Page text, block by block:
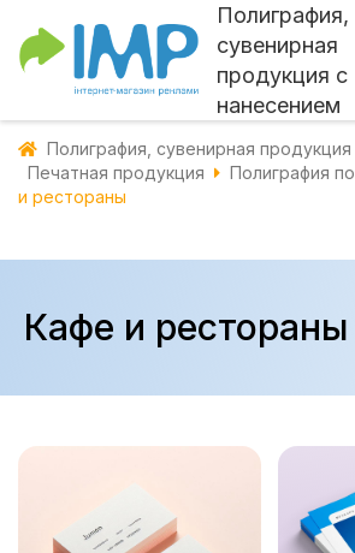
Полиграфия,
сувенирная
продукция с
нанесением
Полиграфия, сувенирная
Печатная продукция
Полиграфия
и рестораны
Кафе и рестораны